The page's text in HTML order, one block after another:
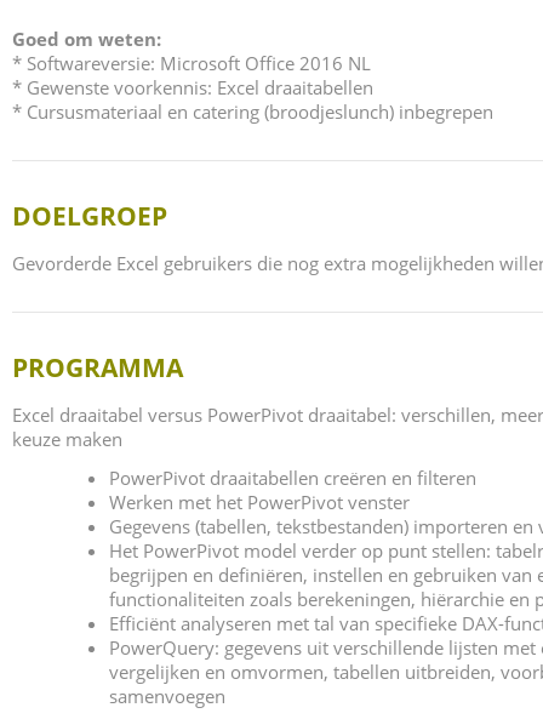
Goed om weten:
* Softwareversie: Microsoft Office 2016 NL
* Gewenste voorkennis: Excel draaitabellen
* Cursusmateriaal en catering (broodjeslunch) inbegrepen
DOELGROEP
Gevorderde Excel gebruikers die nog extra mogelijkheden
PROGRAMMA
Excel draaitabel versus PowerPivot draaitabel: verschillen,
keuze maken
PowerPivot draaitabellen creëren en filteren
Werken met het PowerPivot venster
Gegevens (tabellen, tekstbestanden) importeren en
Het PowerPivot model verder op punt stellen:
begrijpen en definiëren, instellen en gebruiken van
functionaliteiten zoals berekeningen, hiërarchie en
Efficiënt analyseren met tal van specifieke DAX-
PowerQuery: gegevens uit verschillende lijsten met
vergelijken en omvormen, tabellen uitbreiden,
samenvoegen